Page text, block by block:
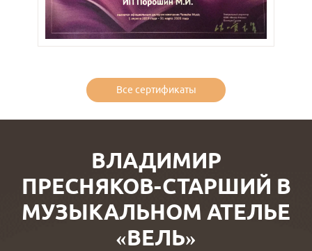
Все сертификаты
ВЛАДИМИР
ПРЕСНЯКОВ-СТАРШИЙ В
МУЗЫКАЛЬНОМ АТЕЛЬЕ
«ВЕЛЬ»